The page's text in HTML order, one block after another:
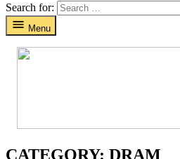
Search for:
Menu
CATEGORY: DRAM